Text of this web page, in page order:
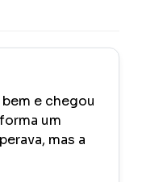
e chegou
um
mas a